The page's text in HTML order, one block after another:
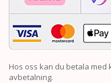
Hos oss kan du betala med
avbetalning.